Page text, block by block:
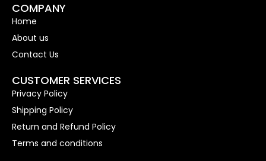
COMPANY
Home
About us
Contact Us
CUSTOMER SERVICES
Privacy Policy
Shipping Policy
Return and Refund Policy
Terms and conditions